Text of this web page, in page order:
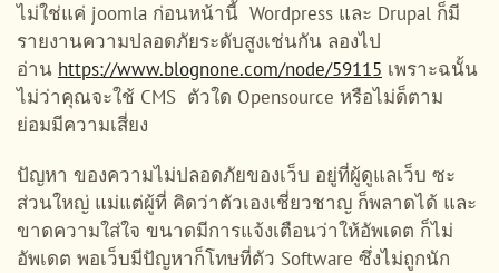
ไม่ใช่แค่ joomla ก่อนหน้านี้ Wordpress และ Drupal ก็มี
รายงานความปลอดภัยระดับสูงเช่นกัน ลองไป
อ่าน https://www.blognone.com/node/59115 เพราะฉนั้น
ไม่ว่าคุณจะใช้ CMS ตัวใด Opensource หรือไม่ด็ตาม
ย่อมมีความเสี่ยง
ปัญหา ของความไม่ปลอดภัยของเว็บ อยู่ที่ผู้ดูแลเว็บ ซะ
ส่วนใหญ่ แม่แต่ผู้ที่ คิดว่าตัวเองเชี่ยวชาญ ก็พลาดได้ และ
ขาดความใส่ใจ ขนาดมีการแจ้งเตือนว่าให้อัพเดต ก็ไม่
อัพเดต พอเว็บมีปัญหาก็โทษที่ตัว Software ซึ่งไม่ถูกนัก